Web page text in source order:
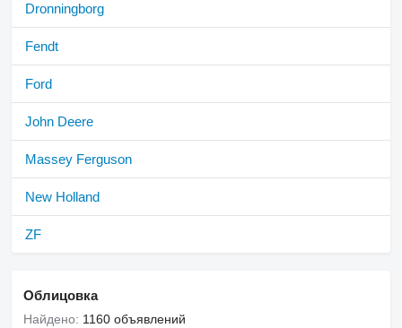
Dronningborg
Fendt
Ford
John Deere
Massey Ferguson
New Holland
ZF
Облицовка
Найдено: 1160 объявлений